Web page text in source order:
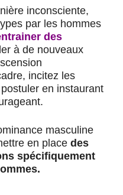
inconsciente,
par les hommes
des
à de nouveaux
incitez les
en instaurant
masculine
en place des
spécifiquement